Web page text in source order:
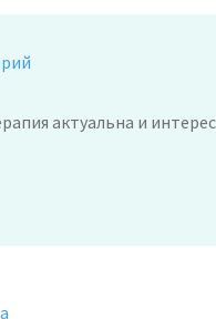
актуальна и